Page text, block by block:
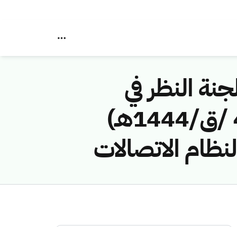
النظر في
مخالفات نظام الاتصالات رقم ( 43114828 /ق/1444هـ)
الاتصالات